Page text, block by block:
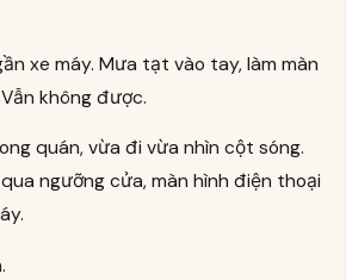
xe máy. Mưa tạt vào tay, làm màn
không được.
quán, vừa đi vừa nhìn cột sóng.
ngưỡng cửa, màn hình điện thoại